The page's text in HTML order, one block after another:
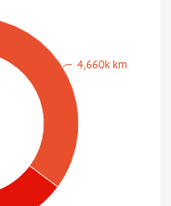
4,660k km